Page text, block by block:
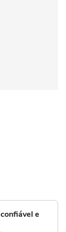
e